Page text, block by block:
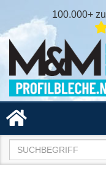
100.000+